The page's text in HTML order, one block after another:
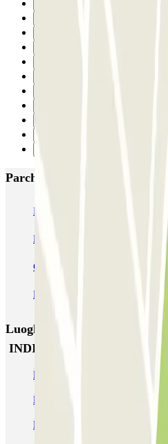
Parcheggi più popolari a
IC Alenza-Ponzano CAPORAL
HOMELY Azcona SABA Plaza
Coslada (Avenida de América)
EMT Marqués de Salamanca
Luoghi ed eventi che
INDIGO María de Molina
Parcheggi vicino al metro di
Parcheggio alla Stazione di
Parcheggi all'Aeroporto di